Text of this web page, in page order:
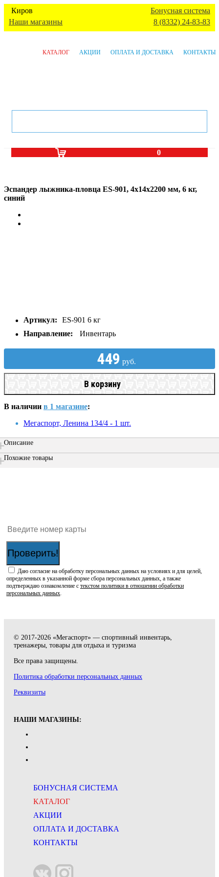
Киров
Наши магазины
Бонусная система
8 (8332) 24-83-83
КАТАЛОГ АКЦИИ ОПЛАТА И ДОСТАВКА КОНТАКТЫ
0
Эспандер лыжника-пловца ES-901, 4х14х2200 мм, 6 кг,
синий
Артикул:
ES-901 6 кг
Направление:
Инвентарь
449 руб.
В корзину
В наличии в 1 магазине:
Мегаспорт, Ленина 134/4 - 1 шт.
Описание
Похожие товары
Проверить!
Даю согласие на обработку персональных данных на условиях и для целей,
определенных в указанной форме сбора персональных данных, а также
подтверждаю ознакомление с текстом политики в отношении обработки
персональных данных
© 2017-2026 «Мегаспорт» — спортивный инвентарь,
тренажеры, товары для отдыха и туризма
Все права защищены.
Политика обработки персональных данных
Реквизиты
НАШИ МАГАЗИНЫ:
БОНУСНАЯ СИСТЕМА
КАТАЛОГ
АКЦИИ
ОПЛАТА И ДОСТАВКА
КОНТАКТЫ